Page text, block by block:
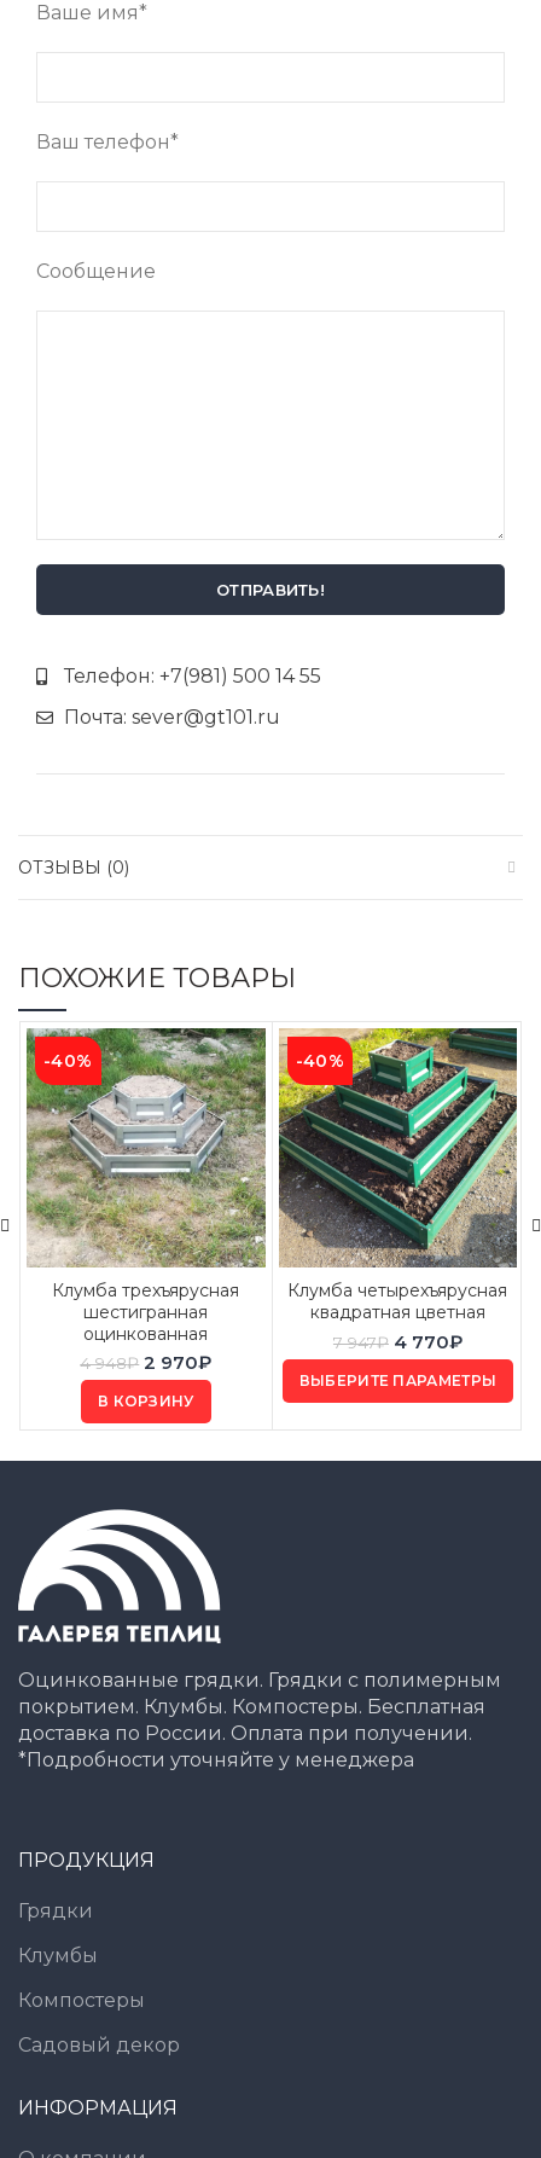
Ваше имя*
Ваш телефон*
Сообщение
Телефон: +7(981) 500 14 55
Почта: sever@gt101.ru
ОТЗЫВЫ (0)
ПОХОЖИЕ ТОВАРЫ
-40%
Клумба трехъярусная
шестигранная
оцинкованная
4 948₽ 2 970₽
В КОРЗИНУ
-40%
Клумба четырехъярусная
квадратная цветная
7 947₽ 4 770₽
ВЫБЕРИТЕ ПАРАМЕТРЫ
Оцинкованные грядки. Грядки с полимерным
покрытием. Клумбы. Компостеры. Бесплатная
доставка по России. Оплата при получении.
*Подробности уточняйте у менеджера
ПРОДУКЦИЯ
Грядки
Клумбы
Компостеры
Садовый декор
ИНФОРМАЦИЯ